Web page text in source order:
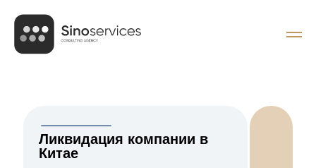
Ликвидация компании в
Китае